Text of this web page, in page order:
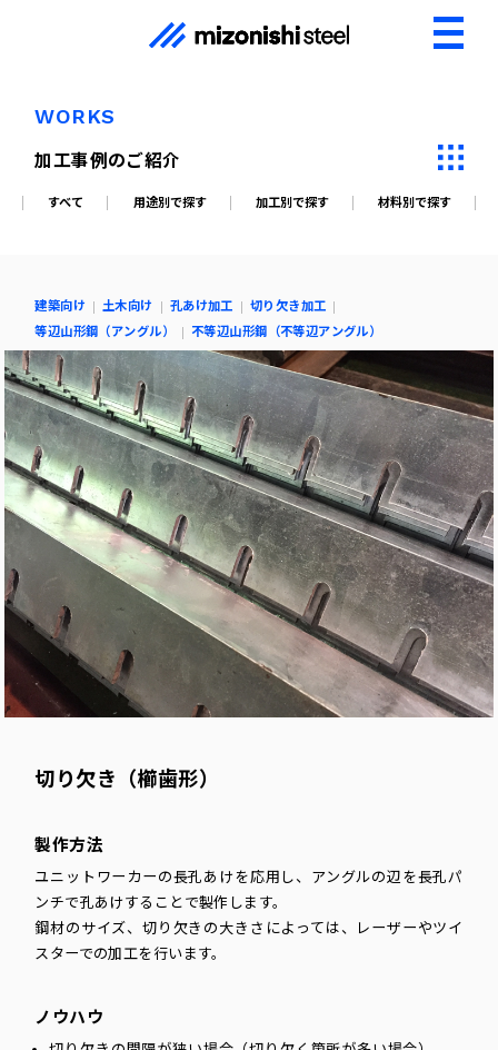
WORKS
加工事例のご紹介
すべて 用途別で探す 加工別で探す 材料別で探す
建築向け 土木向け 孔あけ加工
切り欠き加工
等辺山形鋼（アングル）
不等辺山形鋼（不等辺アングル）
切り欠き（櫛歯形）
製作方法
ユニットワーカーの長孔あけを応用し、アングルの辺を長孔パ
ンチで孔あけすることで製作します。
鋼材のサイズ、切り欠きの大きさによっては、レーザーやツイ
スターでの加工を行います。
ノウハウ